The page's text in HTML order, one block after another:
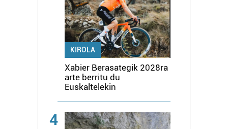
KIROLA
Xabier Berasategik 2028ra
arte berritu du
Euskaltelekin
4